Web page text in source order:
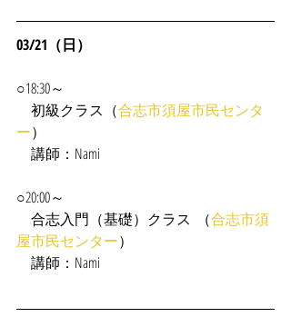
03/21（日）
○18:30～
初級クラス（合志市須屋市民センタ
ー）
講師：Nami
○20:00～
合志入門（基礎）クラス  （合志市須
屋市民センター）
講師：Nami